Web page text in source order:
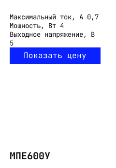
Максимальный ток, А 0,7
Мощность, Вт 4
Выходное напряжение, В
5
Показать цену
МПЕ600У